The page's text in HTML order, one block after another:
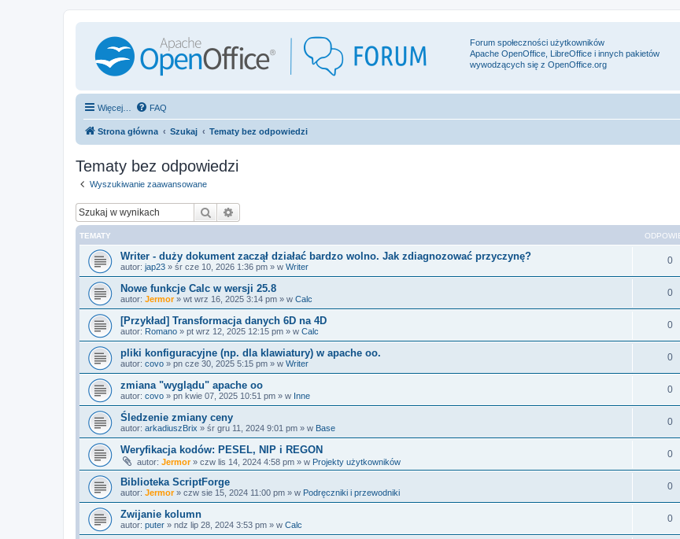
Forum społeczności użytkowników
Apache OpenOffice, LibreOffice i innych pakietów
wywodzących się z OpenOffice.org
Więcej… FAQ
Strona główna Szukaj Tematy bez odpowiedzi
Tematy bez odpowiedzi
Wyszukiwanie zaawansowane
Szukaj
TEMATY
Writer - duży dokument zaczął działać bardzo wolno. Jak zdiagnozować przyczynę?
autor: jap23 » śr cze 10, 2026 1:36 pm » w Writer
0
Nowe funkcje Calc w wersji 25.8
autor: Jermor» wt wrz 16, 2025 3:14 pm » w Calc
0
[Przykład] Transformacja danych 6D na 4D
autor: Romano » pt wrz 12, 2025 12:15 pm » w Calc
0
pliki konfiguracyjne (np. dla klawiatury) w apache oo.
autor: covo » pn cze 30, 2025 5:15 pm » w Writer
0
zmiana "wyglądu" apache oo
autor: covo » pn kwie 07, 2025 10:51 pm » w Inne
0
Śledzenie zmiany ceny
autor: arkadiuszBrix » śr gru 11, 2024 9:01 pm » w Base
0
Weryfikacja kodów: PESEL, NIP i REGON
autor: Jermor» czw lis 14, 2024 4:58 pm » w Projekty użytkowników
0
Biblioteka ScriptForge
autor: Jermor» czw sie 15, 2024 11:00 pm » w Podręczniki i przewodniki
0
Zwijanie kolumn
autor: puter » ndz lip 28, 2024 3:53 pm » w Calc
0